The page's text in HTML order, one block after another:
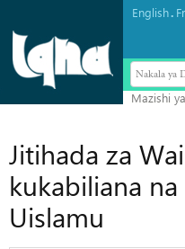
English.
Nakala ya
Jitihada za
kukabiliana
Uislamu